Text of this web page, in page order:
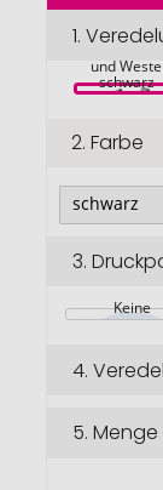
Bildgalerie
1.
und Weste
schwarz
2. Farbe
3.
Keine
4.
5. Menge